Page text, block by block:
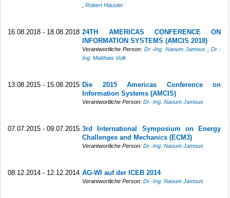
,Robert Häusler
16.08.2018 - 18.08.2018 24TH AMERICAS CONFERENCE ON
INFORMATION SYSTEMS (AMCIS 2018)
Verantwortliche Person:Dr.-Ing. Naoum Jamous ,Dr.-
Ing. Matthias Volk
13.08.2015 - 15.08.2015 Die 2015 Americas Conference on
Information Systems (AMCIS)
Verantwortliche Person:Dr.-Ing. Naoum Jamous
07.07.2015 - 09.07.2015 3rd International Symposium on Energy
Challenges and Mechanics (ECM3)
Verantwortliche Person:Dr.-Ing. Naoum Jamous
08.12.2014 - 12.12.2014 AG-WI auf der ICEB 2014
Verantwortliche Person:Dr.-Ing. Naoum Jamous